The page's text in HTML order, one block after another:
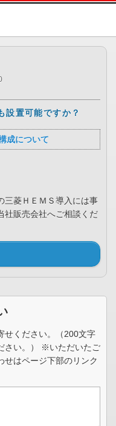
へ
設置可能ですか？
成について
三菱ＨＥＭＳ導入には事
社販売会社へご相談くだ
せください。（200文字
さい。） ※いただいたご
せはページ下部のリンク